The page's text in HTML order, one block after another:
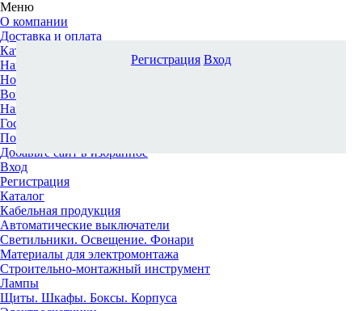
Меню
О компании
Доставка и оплата
Каталог
Наши офисы
Новости и новинки
Вопрос-ответ
Наша команда
Гос. заказчикам
Поставщикам
Добавьте сайт в избранное
Вход
Регистрация
Каталог
Кабельная продукция
Автоматические выключатели
Светильники. Освещение. Фонари
Материалы для электромонтажа
Строительно-монтажный инструмент
Лампы
Щиты. Шкафы. Боксы. Корпуса
Регистрация Вход